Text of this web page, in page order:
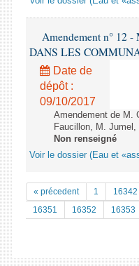
Amendement n° 12
DANS LES
Date de
dépôt :
09/10/2017
Amendement de M.
Faucillon, M.
Non renseigné
Voir le dossier (Eau et
« précedent 1 16342
16351
16352 16353